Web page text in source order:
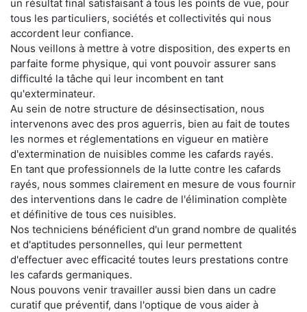
un résultat final satisfaisant à tous les points de vue, pour
tous les particuliers, sociétés et collectivités qui nous
accordent leur confiance.
Nous veillons à mettre à votre disposition, des experts en
parfaite forme physique, qui vont pouvoir assurer sans
difficulté la tâche qui leur incombent en tant
qu'exterminateur.
Au sein de notre structure de désinsectisation, nous
intervenons avec des pros aguerris, bien au fait de toutes
les normes et réglementations en vigueur en matière
d'extermination de nuisibles comme les cafards rayés.
En tant que professionnels de la lutte contre les cafards
rayés, nous sommes clairement en mesure de vous fournir
des interventions dans le cadre de l'élimination complète
et définitive de tous ces nuisibles.
Nos techniciens bénéficient d'un grand nombre de qualités
et d'aptitudes personnelles, qui leur permettent
d'effectuer avec efficacité toutes leurs prestations contre
les cafards germaniques.
Nous pouvons venir travailler aussi bien dans un cadre
curatif que préventif, dans l'optique de vous aider à